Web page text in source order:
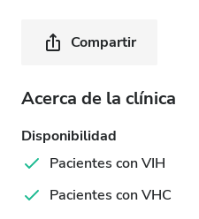
Compartir
Acerca de la clínica
Disponibilidad
Pacientes con VIH
Pacientes con VHC